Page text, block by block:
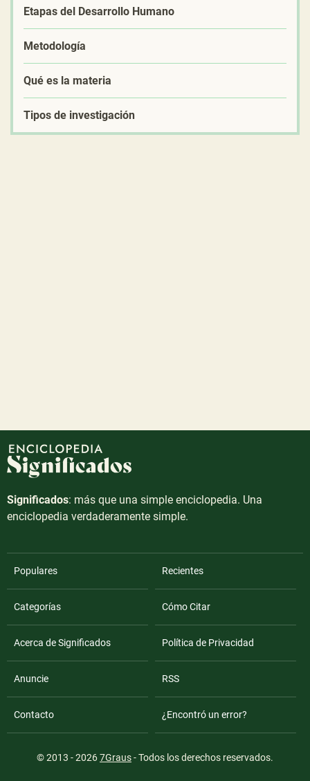
Etapas del Desarrollo Humano
Metodología
Qué es la materia
Tipos de investigación
Significados: más que una simple enciclopedia. Una
enciclopedia verdaderamente simple.
Populares Recientes
Categorías Cómo Citar
Acerca de Significados Política de Privacidad
Anuncie RSS
Contacto ¿Encontró un error?
© 2013 - 20267Graus- Todos los derechos reservados.